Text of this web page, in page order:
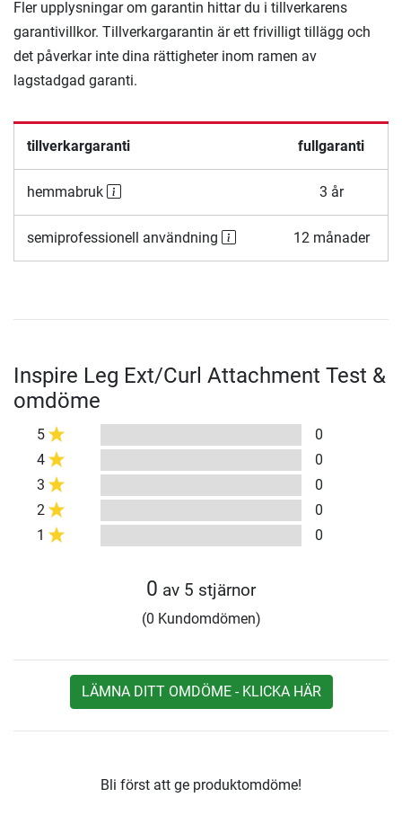
Fler upplysningar om garantin hittar du i tillverkarens
garantivillkor. Tillverkargarantin är ett frivilligt tillägg och
det påverkar inte dina rättigheter inom ramen av
lagstadgad garanti.
tillverkargaranti fullgaranti
hemmabruk 3 år
semiprofessionell användning 12 månader
Inspire Leg Ext/Curl Attachment Test &
omdöme
5
0
4
0
3
0
2
0
1
0
0 av 5 stjärnor
(0 Kundomdömen)
LÄMNA DITT OMDÖME - KLICKA HÄR
Bli först att ge produktomdöme!